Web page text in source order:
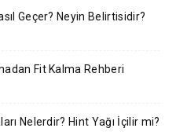
Geçer? Neyin Belirtisidir?
Fit Kalma Rehberi
Nelerdir? Hint Yağı İçilir mi?